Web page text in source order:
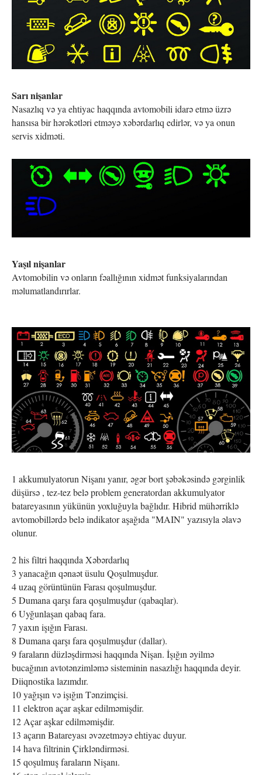
Sarı nişanlar
Nasazlıq və ya ehtiyac haqqında avtomobili idarə etmə üzrə
hansısa bir hərəkətləri etməyə xəbərdarlıq edirlər, və ya onun
servis xidməti.
Yaşıl nişanlar
Avtomobilin və onların fəallığının xidmət funksiyalarından
məlumatlandırırlar.
1 akkumulyatorun Nişanı yanır, əgər bort şəbəkəsində gərginlik
düşürsə , tez-tez belə problem generatordan akkumulyator
batareyasının yükünün yoxluğuyla bağlıdır. Hibrid mühərriklə
avtomobillərdə belə indikator aşağıda "MAIN" yazısıyla əlavə
olunur.
2 his filtri haqqında Xəbərdarlıq
3 yanacağın qənaət üsulu Qoşulmuşdur.
4 uzaq görüntünün Farası qoşulmuşdur.
5 Dumana qarşı fara qoşulmuşdur (qabaqlar).
6 Uyğunlaşan qabaq fara.
7 yaxın işığın Farası.
8 Dumana qarşı fara qoşulmuşdur (dallar).
9 faraların düzləşdirməsi haqqında Nişan. İşığın əyilmə
bucağının avtotənzimləmə sisteminin nasazlığı haqqında deyir.
Diiqnostika lazımdır.
10 yağışın və işığın Tənzimçisi.
11 elektron açar aşkar edilməmişdir.
12 Açar aşkar edilməmişdir.
13 açarın Batareyası əvəzetməyə ehtiyac duyur.
14 hava filtrinin Çirkləndirməsi.
15 qoşulmuş faraların Nişanı.